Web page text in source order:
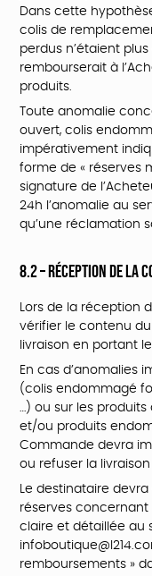
Dans cette
colis de
perdus n’étaient
rembourserait à
produits.
Toute anomalie
ouvert, colis
impérativement
forme de « réserves
signature de
24h l’anomalie au
qu’une réclamation
8.2 – Réception de la
Lors de la réception
vérifier le contenu
livraison en portant
En cas d’anomalies
(colis endommagé
…) ou sur les
et/ou produits
Commande devra
ou refuser la
Le destinataire
réserves concernant
claire et détaillée au
remboursements »